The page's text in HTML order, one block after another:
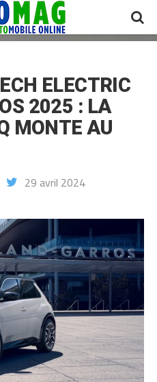
ELECTRIC
2025 : LA
MONTE AU
29 avril 2024